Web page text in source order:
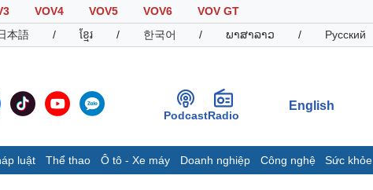
VOV4 VOV5 VOV6
VOV GT
本語 / ខ្មែរ / 한국어 / ພາສາລາວ / Русский
PodcastRadio
English
luật Thể thao Ô tô - Xe máy Doanh nghiệp Công nghệ Sức khỏe